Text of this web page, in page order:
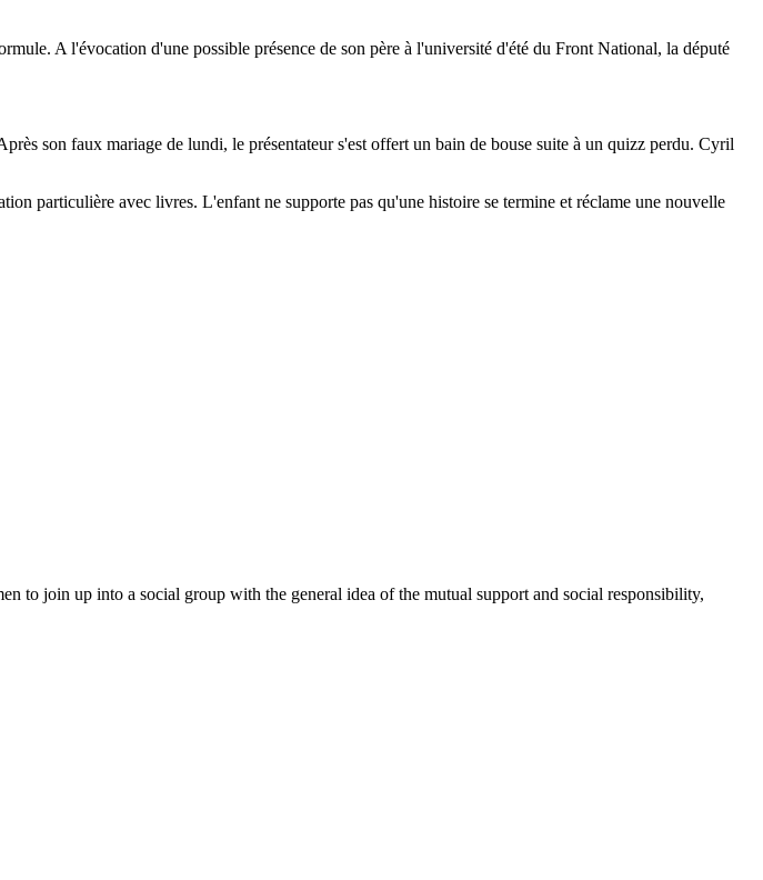
A l'évocation d'une possible présence de son père à l'université d'été du Front National, la député
son faux mariage de lundi, le présentateur s'est offert un bain de bouse suite à un quizz perdu. Cyril
particulière avec livres. L'enfant ne supporte pas qu'une histoire se termine et réclame une nouvelle
to join up into a social group with the general idea of the mutual support and social responsibility,